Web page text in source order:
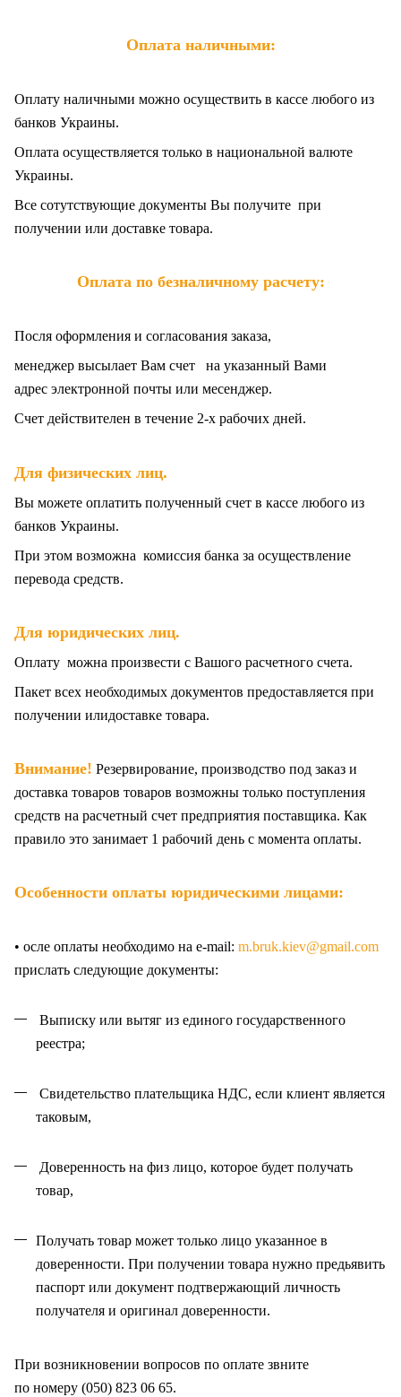
Оплата наличными:
Оплату наличными можно осуществить в кассе любого из
банков Украины.
Оплата осуществляется только в национальной валюте
Украины.
Все сотутствующие документы Вы получите при
получении или доставке товара.
Оплата по безналичному расчету:
Посля оформления и согласования заказа,
менеджер высылает Вам счет на указанный Вами
адрес электронной почты или месенджер.
Счет действителен в течение 2-х рабочих дней.
Для физических лиц.
Вы можете оплатить полученный счет в кассе любого из
банков Украины.
При этом возможна комиссия банка за осуществление
перевода средств.
Для юридических лиц.
Оплату можна произвести с Вашого расчетного счета.
Пакет всех необходимых документов предоставляется при
получении илидоставке товара.
Внимание! Резервирование, производство под заказ и
доставка товаров товаров возможны только поступления
средств на расчетный счет предприятия поставщика. Как
правило это занимает 1 рабочий день с момента оплаты.
Особенности оплаты юридическими лицами:
• осле оплаты необходимо на e-mail: m.bruk.kiev@gmail.com
прислать следующие документы:
Выписку или вытяг из единого государственного
реестра;
Свидетельство плательщика НДС, если клиент является
таковым,
Доверенность на физ лицо, которое будет получать
товар,
Получать товар может только лицо указанное в
доверенности. При получении товара нужно предьявить
паспорт или документ подтвержающий личность
получателя и оригинал доверенности.
При возникновении вопросов по оплате звните
по номеру (050) 823 06 65.